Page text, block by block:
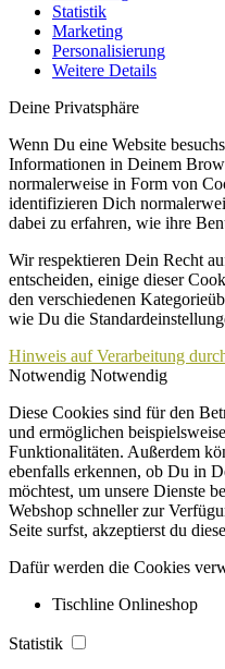
Statistik
Marketing
Personalisierung
Weitere Details
Deine Privatsphäre
Wenn Du eine Website
Informationen in Deinem
normalerweise in Form von
identifizieren Dich
dabei zu erfahren, wie ihre
Wir respektieren Dein Recht
entscheiden, einige dieser
den verschiedenen
wie Du die
Hinweis auf Verarbeitung
Notwendig Notwendig
Diese Cookies sind für den
und ermöglichen
Funktionalitäten. Außerdem
ebenfalls erkennen, ob Du in
möchtest, um unsere Dienste
Webshop schneller zur
Seite surfst, akzeptierst du
Dafür werden die Cookies
Tischline Onlineshop
Statistik